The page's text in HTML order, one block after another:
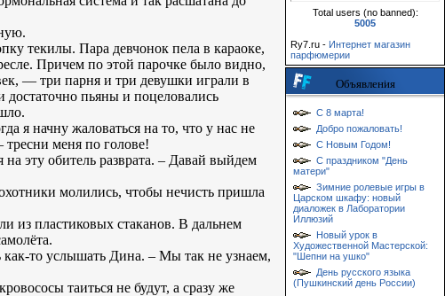
текилы. Пара девчонок пела в караоке,
Причем по этой парочке было видно,
— три парня и три девушки играли в
достаточно пьяны и поцеловались
я начну жаловаться на то, что у нас не
меня по голове!
эту обитель разврата. – Давай выйдем
молились, чтобы нечисть пришла
из пластиковых стаканов. В дальнем
то услышать Дина. – Мы так не узнаем,
таиться не будут, а сразу же
Total users (no banned):
5005
Ry7.ru - Интернет магазин
парфюмерии
Объявления
С 8 марта!
Добро пожаловать!
С Новым Годом!
С праздником "День
матери"
Зимние ролевые игры в
Царском шкафу: новый
диаложек в Лаборатории
Иллюзий
Новый урок в
Художественной Мастерской:
"Шепни на ушко"
День русского языка
(Пушкинский день России)